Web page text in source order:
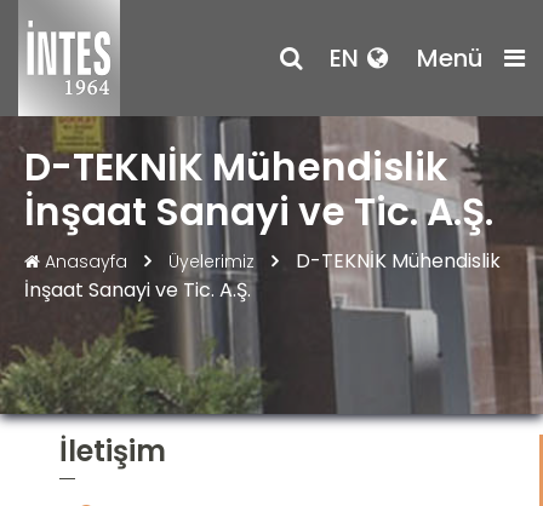
EN Menü
D-TEKNİK Mühendislik
İnşaat Sanayi ve Tic. A.Ş.
Anasayfa Üyelerimiz
D-TEKNİK Mühendislik
İnşaat Sanayi ve Tic. A.Ş.
İletişim